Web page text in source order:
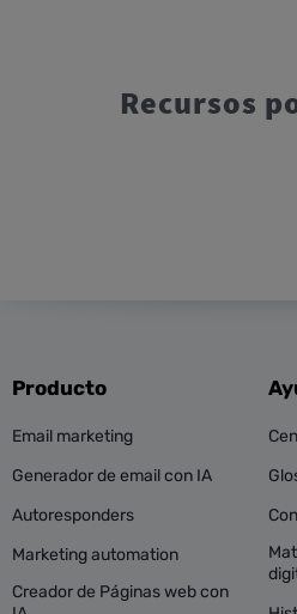
Recursos
Producto
Email marketing
Generador de email con IA
Autoresponders
Marketing automation
Creador de Páginas web con